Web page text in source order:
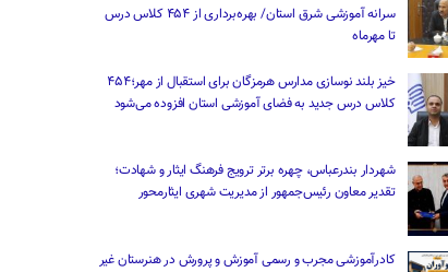
سرانه آموزشی شرق استان/ بهره‌برداری از ۴۵۴ کلاس درس
تا مهرماه
خیز بلند نوسازی مدارس هرمزگان برای استقبال از مهر؛۴۵۴
کلاس درس جدید به فضای آموزشی استان افزوده می‌شود
شهردار بندرعباس، چهره برتر ترویج فرهنگ ایثار و شهادت؛
تقدیر معاون رئیس‌جمهور از مدیریت شهری ایثارمحور
کادرآموزشی مجرب و رسمی آموزش و پرورش در هنرستان غیر